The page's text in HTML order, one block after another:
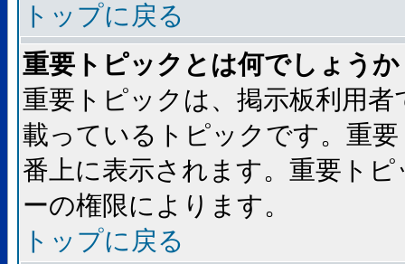
トップに戻る
重要トピックとは何でしょうか
重要トピックは、掲示板利用
載っているトピックです。重
番上に表示されます。重要ト
ーの権限によります。
トップに戻る